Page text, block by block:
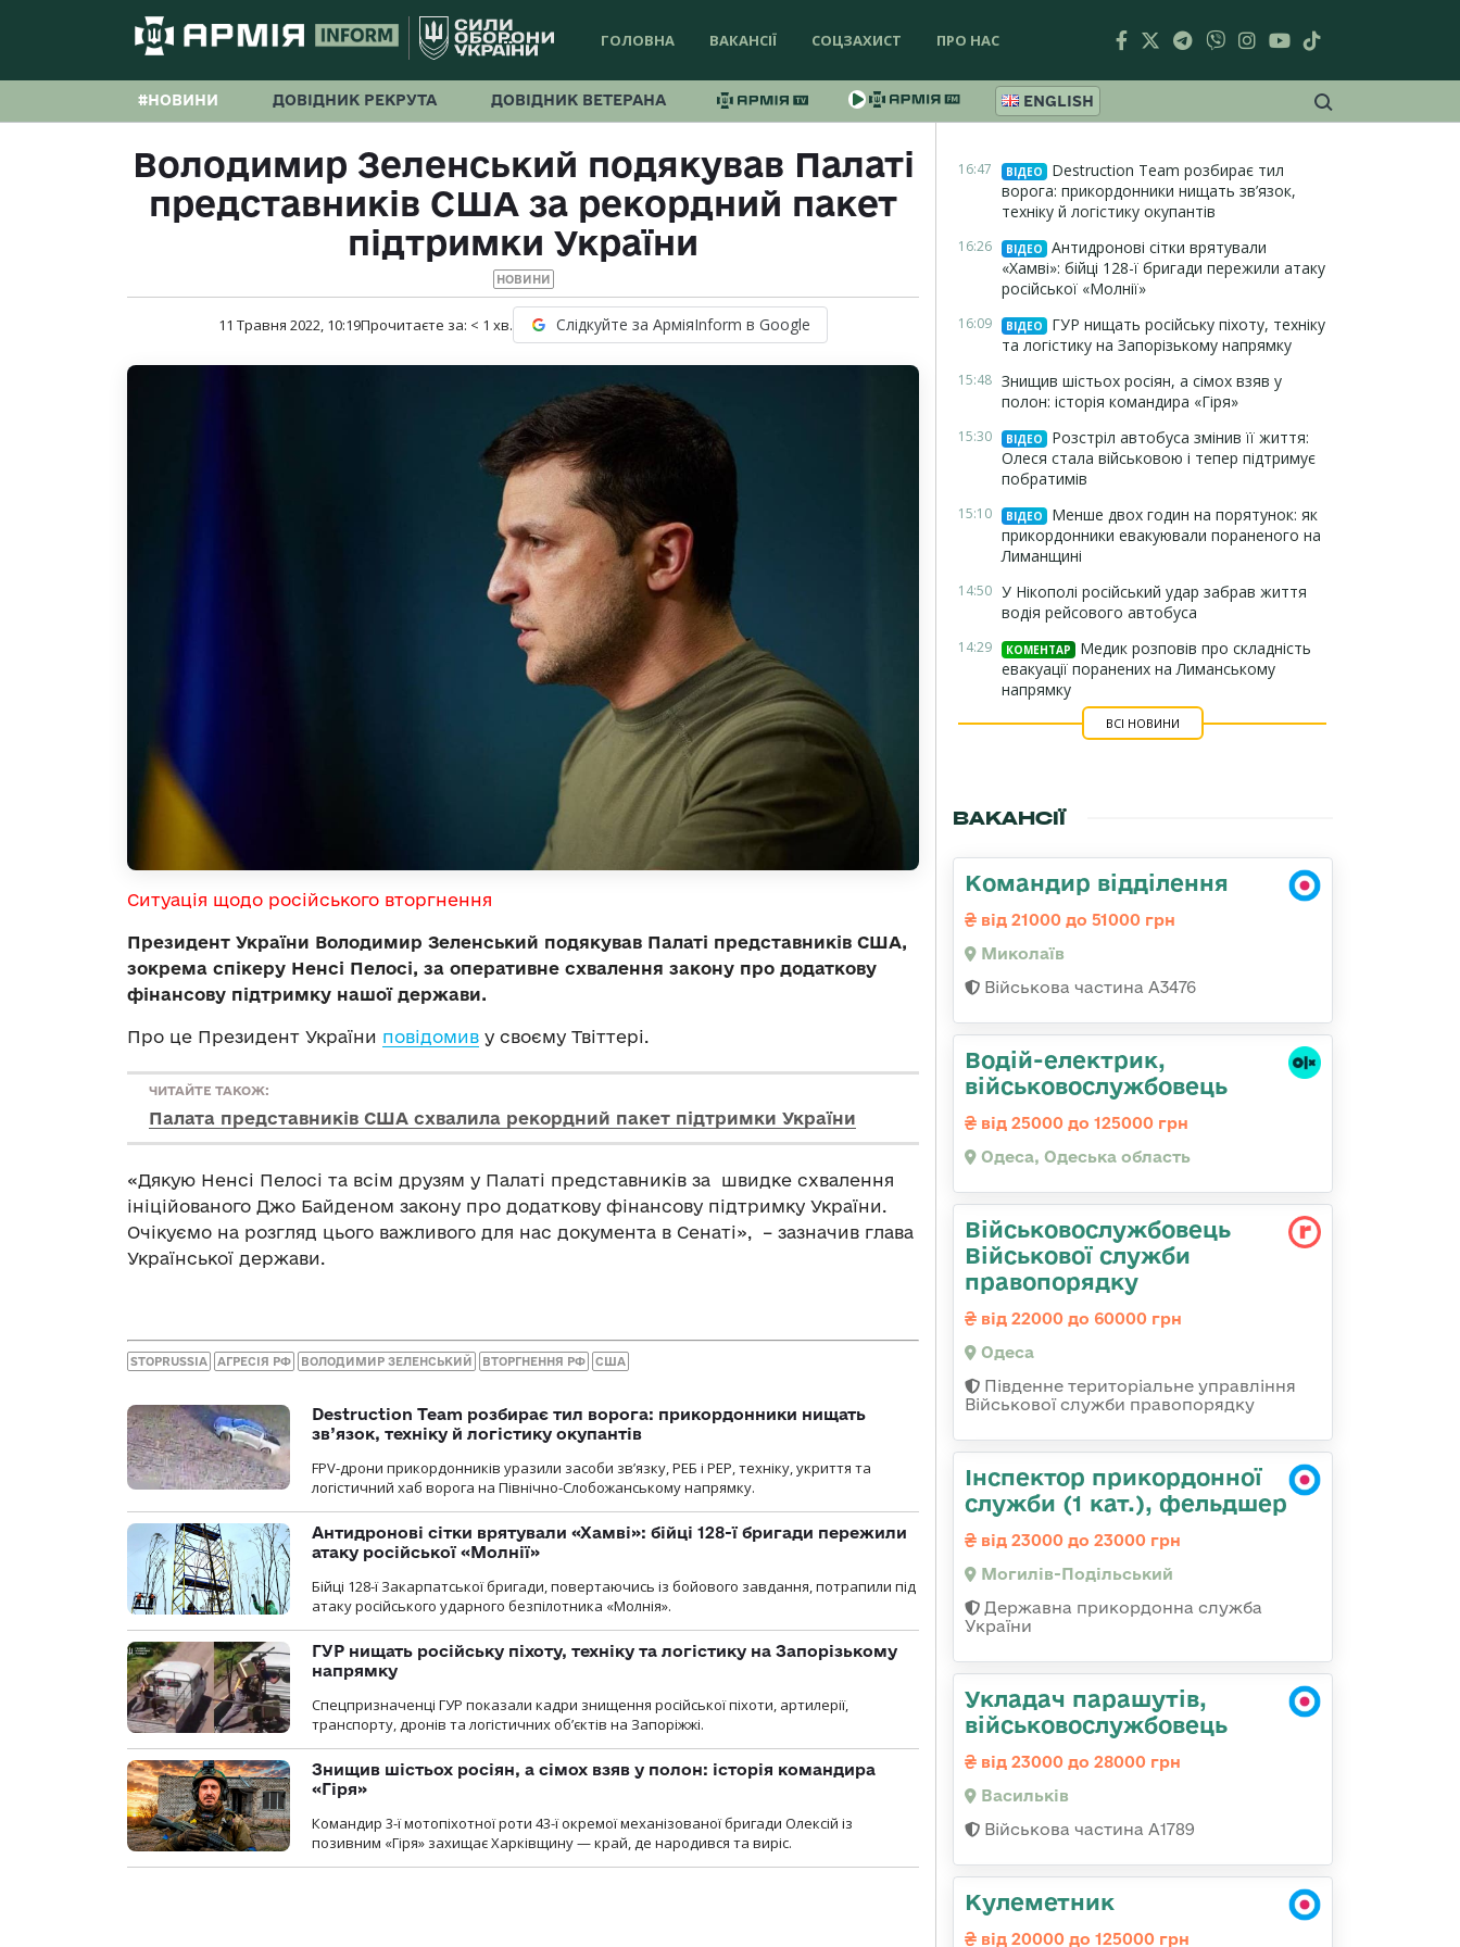
ГОЛОВНА ВАКАНСІЇ СОЦЗАХИСТ ПРО НАС
#НОВИНИ ДОВІДНИК РЕКРУТА ДОВІДНИК ВЕТЕРАНА ENGLISH
Володимир Зеленський подякував Палаті
представників США за рекордний пакет
підтримки України
НОВИНИ
11 Травня 2022, 10:19Прочитаєте за: < 1 хв. Слідкуйте за АрміяInform в Google
Ситуація щодо російського вторгнення
Президент України Володимир Зеленський подякував Палаті представників США,
зокрема спікеру Ненсі Пелосі, за оперативне схвалення закону про додаткову
фінансову підтримку нашої держави.
Про це Президент України повідомив у своєму Твіттері.
ЧИТАЙТЕ ТАКОЖ:
Палата представників США схвалила рекордний пакет підтримки України
«Дякую Ненсі Пелосі та всім друзям у Палаті представників за швидке схвалення
ініційованого Джо Байденом закону про додаткову фінансову підтримку України.
Очікуємо на розгляд цього важливого для нас документа в Сенаті», – зазначив глава
Української держави.
STOPRUSSIA АГРЕСІЯ РФ ВОЛОДИМИР ЗЕЛЕНСЬКИЙ ВТОРГНЕННЯ РФ США
Destruction Team розбирає тил ворога: прикордонники нищать
зв’язок, техніку й логістику окупантів
FPV-дрони прикордонників уразили засоби зв’язку, РЕБ і РЕР, техніку, укриття та
логістичний хаб ворога на Північно-Слобожанському напрямку.
Антидронові сітки врятували «Хамві»: бійці 128-ї бригади пережили
атаку російської «Молнії»
Бійці 128-ї Закарпатської бригади, повертаючись із бойового завдання, потрапили під
атаку російського ударного безпілотника «Молнія».
ГУР нищать російську піхоту, техніку та логістику на Запорізькому
напрямку
Спецпризначенці ГУР показали кадри знищення російської піхоти, артилерії,
транспорту, дронів та логістичних об’єктів на Запоріжжі.
Знищив шістьох росіян, а сімох взяв у полон: історія командира
«Гіря»
Командир 3-ї мотопіхотної роти 43-ї окремої механізованої бригади Олексій із
позивним «Гіря» захищає Харківщину — край, де народився та виріс.
16:47 ВІДЕО
Destruction Team розбирає тил
ворога: прикордонники нищать зв’язок,
техніку й логістику окупантів
16:26 ВІДЕО
Антидронові сітки врятували
«Хамві»: бійці 128-ї бригади пережили атаку
російської «Молнії»
16:09 ВІДЕО
ГУР нищать російську піхоту, техніку
та логістику на Запорізькому напрямку
15:48 Знищив шістьох росіян, а сімох взяв у
полон: історія командира «Гіря»
15:30 ВІДЕО
Розстріл автобуса змінив її життя:
Олеся стала військовою і тепер підтримує
побратимів
15:10 ВІДЕО
Менше двох годин на порятунок: як
прикордонники евакуювали пораненого на
Лиманщині
14:50 У Нікополі російський удар забрав життя
водія рейсового автобуса
14:29 КОМЕНТАР
Медик розповів про складність
евакуації поранених на Лиманському
напрямку
ВСІ НОВИНИ
ВАКАНСІЇ
Командир відділення
від 21000 до 51000 грн
Миколаїв
Військова частина А3476
Водій-електрик,
військовослужбовець
від 25000 до 125000 грн
Одеса, Одеська область
Військовослужбовець
Військової служби
правопорядку
від 22000 до 60000 грн
Одеса
Південне територіальне управління
Військової служби правопорядку
Інспектор прикордонної
служби (1 кат.), фельдшер
від 23000 до 23000 грн
Могилів-Подільський
Державна прикордонна служба
України
Укладач парашутів,
військовослужбовець
від 23000 до 28000 грн
Васильків
Військова частина А1789
Кулеметник
від 20000 до 125000 грн